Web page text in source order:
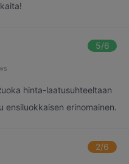
5/6
hinta-laatusuhteeltaan
ensiluokkaisen erinomainen.
2/6